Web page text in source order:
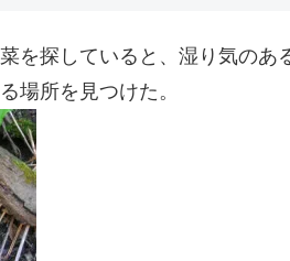
を探していると、湿り気の
場所を見つけた。